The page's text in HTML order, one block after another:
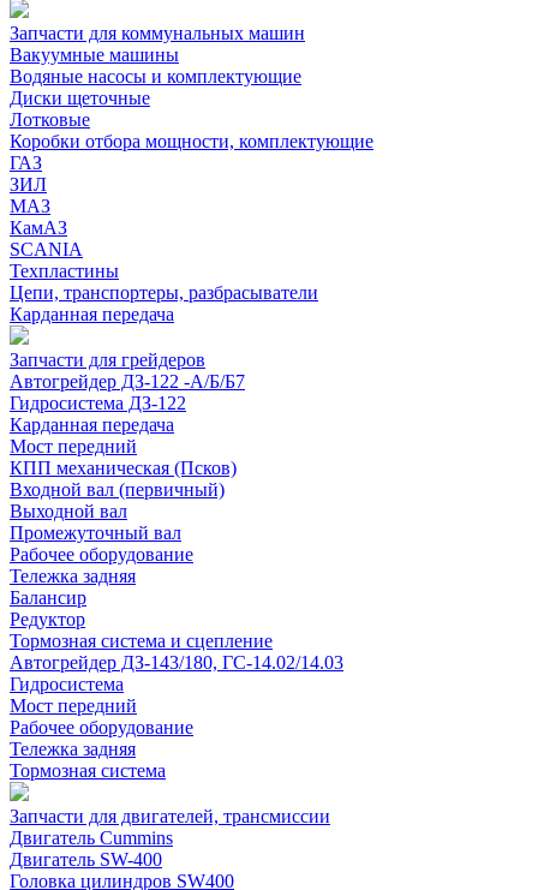
Запчасти для коммунальных машин
Вакуумные машины
Водяные насосы и комплектующие
Диски щеточные
Лотковые
Коробки отбора мощности, комплектующие
ГАЗ
ЗИЛ
МАЗ
КамАЗ
SCANIA
Техпластины
Цепи, транспортеры, разбрасыватели
Карданная передача
Запчасти для грейдеров
Автогрейдер ДЗ-122 -А/Б/Б7
Гидросистема ДЗ-122
Карданная передача
Мост передний
КПП механическая (Псков)
Входной вал (первичный)
Выходной вал
Промежуточный вал
Рабочее оборудование
Тележка задняя
Балансир
Редуктор
Тормозная система и сцепление
Автогрейдер ДЗ-143/180, ГС-14.02/14.03
Гидросистема
Мост передний
Рабочее оборудование
Тележка задняя
Тормозная система
Запчасти для двигателей, трансмиссии
Двигатель Cummins
Двигатель SW-400
Головка цилиндров SW400